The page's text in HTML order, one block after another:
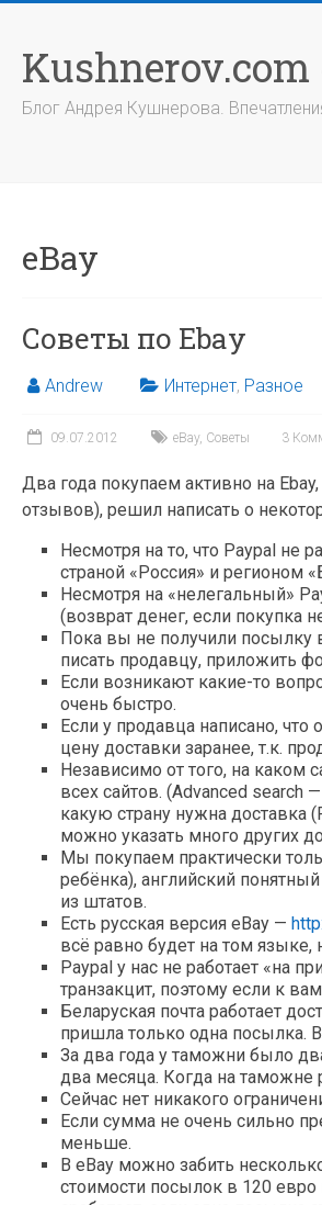
содержимому
Блог Андрея Кушнерова.
eBay
Советы по Ebay
Andrew Интернет, Разное
09.07.2012 eBay, Советы 3
Два года покупаем активно на
отзывов), решил написать о
Несмотря на то, что Paypal не
страной «Россия» и регионом
Несмотря на «нелегальный»
(возврат денег, если покупка
Пока вы не получили посылку
писать продавцу, приложить
Если возникают какие-то
очень быстро.
Если у продавца написано,
цену доставки заранее, т.к.
Независимо от того, на каком
всех сайтов. (Advanced
какую страну нужна доставка
можно указать много других
Мы покупаем практически
ребёнка), английский
из штатов.
Есть русская версия eBay —
всё равно будет на том языке,
Paypal у нас не работает «на
транзакцит, поэтому если к
Беларуская почта работает
пришла только одна посылка.
За два года у таможни было
два месяца. Когда на таможне
Сейчас нет никакого
Если сумма не очень сильно
меньше.
В eBay можно забить
стоимости посылок в 120 евро